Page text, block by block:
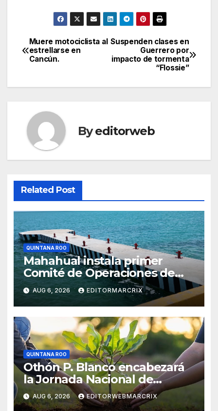
Post
navigation
Suspenden clases en
Guerrero por
impacto de tormenta
“Flossie”
Muere motociclista al
estrellarse en
Cancún.
Byeditorweb
Related Post
QUINTANA ROO
Mahahual instala primer
Comité de Operaciones de
muelles pesqueros
AUG 6, 2026 EDITORMARCRIX
QUINTANA ROO
Othón P. Blanco encabezará
la Jornada Nacional de
Reforestación 2026 en
Quintana Roo
AUG 6, 2026 EDITORWEBMARCRIX